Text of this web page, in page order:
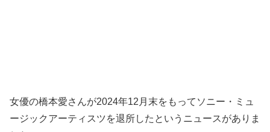
女優の橋本愛さんが2024年12月末をもってソニー・ミュ
ージックアーティスツを退所したというニュースがありま